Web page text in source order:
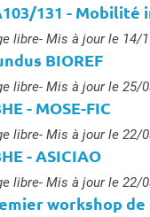
131 - Mobilité
:libre- Mis à jour le 14/
BIOREF
:libre- Mis à jour le 25/
- MOSE-FIC
:libre- Mis à jour le 22/
- ASICIAO
:libre- Mis à jour le 22/
workshop